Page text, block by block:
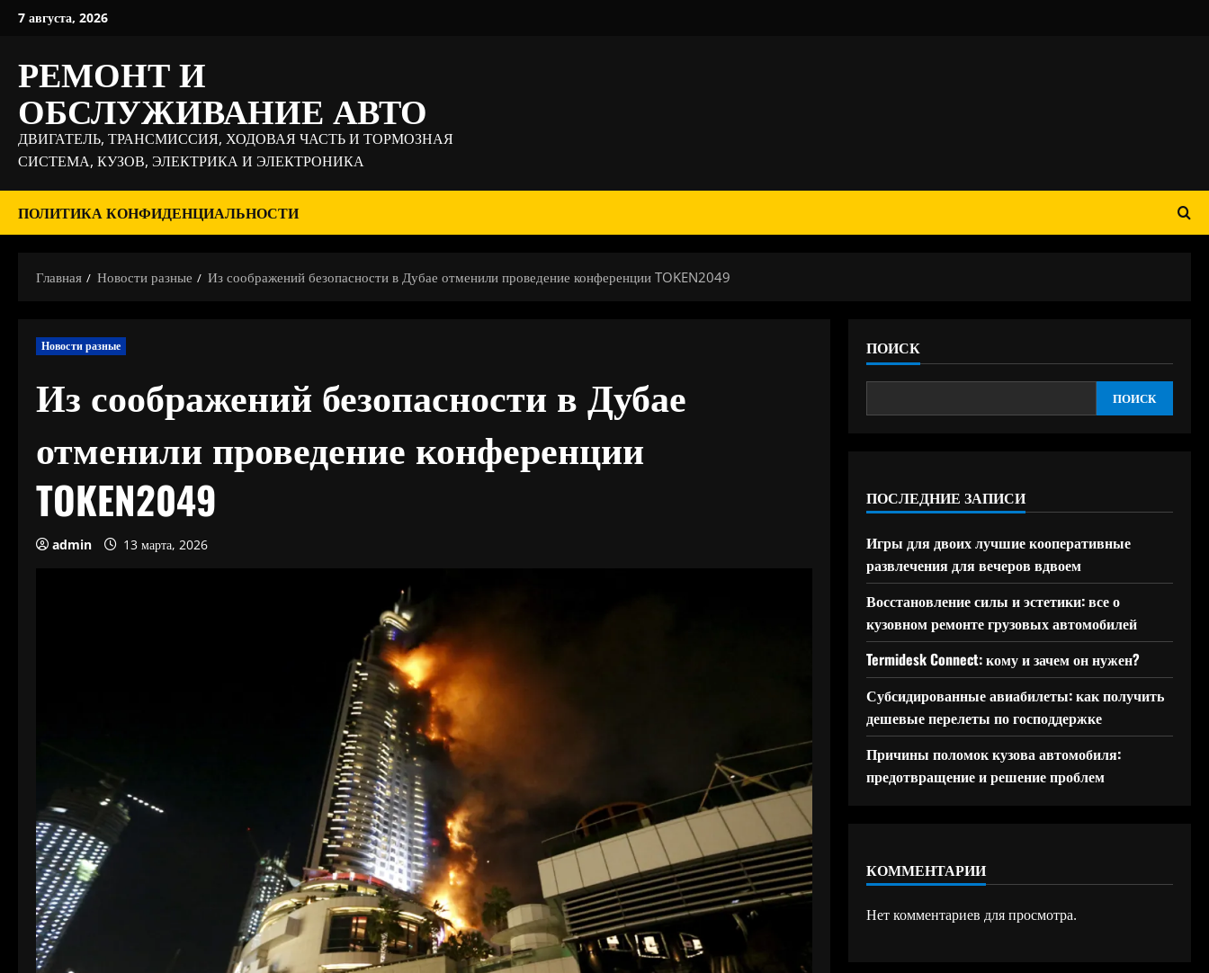
Перейти
7 августа, 2026
РЕМОНТ И
ОБСЛУЖИВАНИЕ АВТО
ДВИГАТЕЛЬ, ТРАНСМИССИЯ, ХОДОВАЯ ЧАСТЬ И ТОРМОЗНАЯ
СИСТЕМА, КУЗОВ, ЭЛЕКТРИКА И ЭЛЕКТРОНИКА
ПОЛИТИКА КОНФИДЕНЦИАЛЬНОСТИ
Главная Новости разные Из соображений безопасности в Дубае отменили проведение конференции TOKEN2049
Новости разные
Из соображений безопасности в Дубае
отменили проведение конференции
TOKEN2049
admin 13 марта, 2026
ПОИСК
ПОИСК
ПОСЛЕДНИЕ ЗАПИСИ
Игры для двоих лучшие кооперативные
развлечения для вечеров вдвоем
Восстановление силы и эстетики: все о
кузовном ремонте грузовых автомобилей
Termidesk Connect: кому и зачем он нужен?
Субсидированные авиабилеты: как получить
дешевые перелеты по господдержке
Причины поломок кузова автомобиля:
предотвращение и решение проблем
КОММЕНТАРИИ
Нет комментариев для просмотра.